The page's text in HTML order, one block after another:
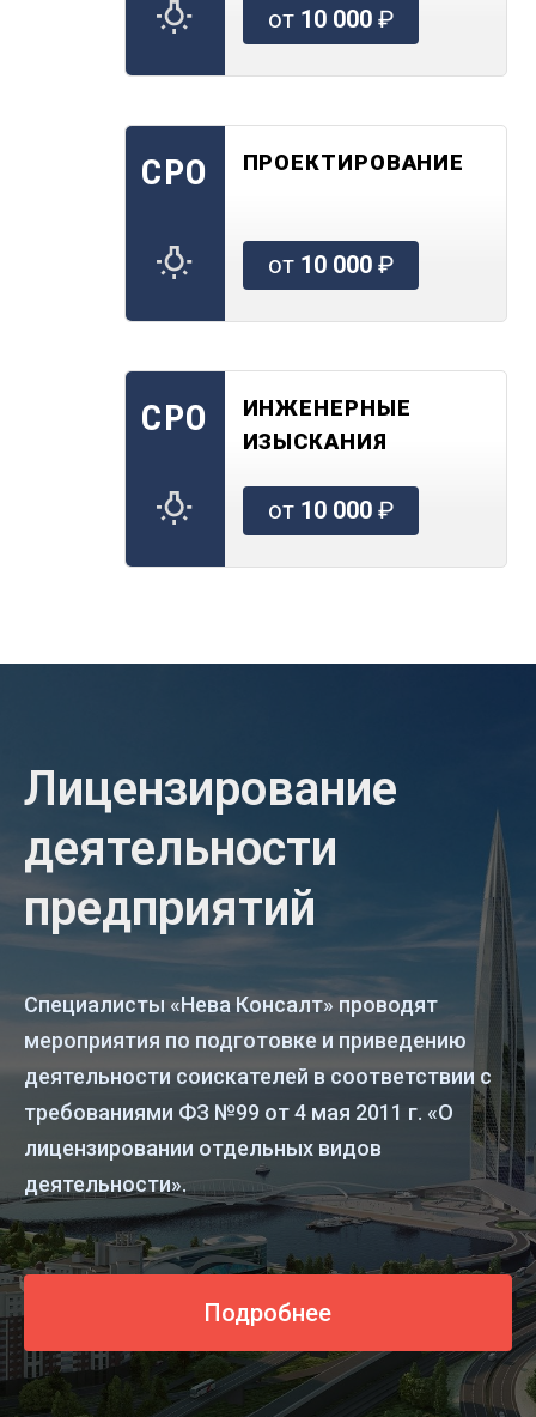
от 10 000₽
СРО ПРОЕКТИРОВАНИЕ
от 10 000₽
СРО
ИНЖЕНЕРНЫЕ
ИЗЫСКАНИЯ
от 10 000₽
Лицензирование
деятельности
предприятий
Специалисты «Нева Консалт» проводят
мероприятия по подготовке и приведению
деятельности соискателей в соответствии с
требованиями ФЗ №99 от 4 мая 2011 г. «О
лицензировании отдельных видов
деятельности».
Подробнее